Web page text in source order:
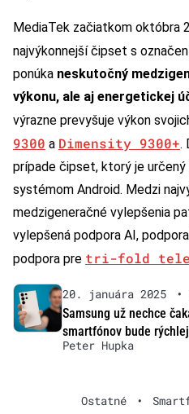
MediaTek začiatkom októbra
najvýkonnejší čipset s
ponúka neskutočný
výkonu, ale aj energetickej
výrazne prevyšuje výkon
9300 a Dimensity 9300+.
prípade čipset, ktorý je
systémom Android. Medzi
medzigeneračné vylepšenia
vylepšená podpora AI,
podpora pre tri-fold
20. januára 2025 •
Samsung už nechce
smartfónov bude
Peter Hupka
Ostatné •